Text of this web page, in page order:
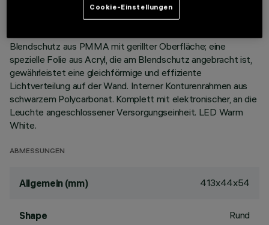
Asymmetrisches optisches System, das spezifisch für eine
effiziente Wallwasher-Lichtverteilung konzipiert ist.
Blendschutz aus PMMA mit gerillter Oberfläche; eine
spezielle Folie aus Acryl, die am Blendschutz angebracht ist,
gewährleistet eine gleichförmige und effiziente
Lichtverteilung auf der Wand. Interner Konturenrahmen aus
schwarzem Polycarbonat. Komplett mit elektronischer, an die
Leuchte angeschlossener Versorgungseinheit. LED Warm
White.
ABMESSUNGEN
Allgemein (mm) 413x44x54
Shape Rund
Cookie-Einstellungen